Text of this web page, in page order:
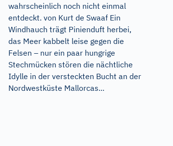
wahrscheinlich noch nicht einmal
entdeckt. von Kurt de Swaaf Ein
Windhauch trägt Pinienduft herbei,
das Meer kabbelt leise gegen die
Felsen – nur ein paar hungrige
Stechmücken stören die nächtliche
Idylle in der versteckten Bucht an der
Nordwestküste Mallorcas...